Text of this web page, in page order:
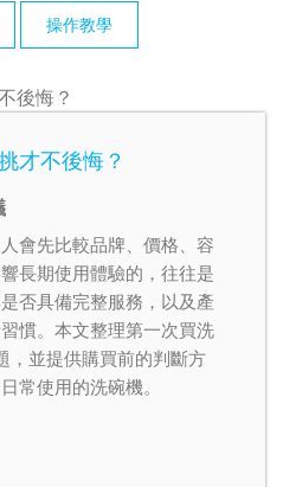
操作教學
才不後悔？
會先比較品牌、價格、容
長期使用體驗的，往往是
否具備完整服務，以及產
慣。本文整理第一次買洗
，並提供購買前的判斷方
常使用的洗碗機。